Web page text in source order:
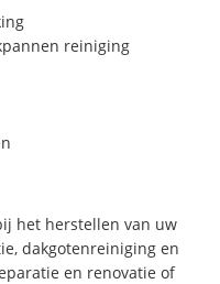
reiniging
het herstellen van uw
dakgotenreiniging en
en renovatie of